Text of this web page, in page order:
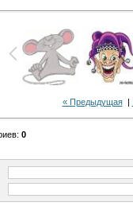
« Предыдущая|
: 0